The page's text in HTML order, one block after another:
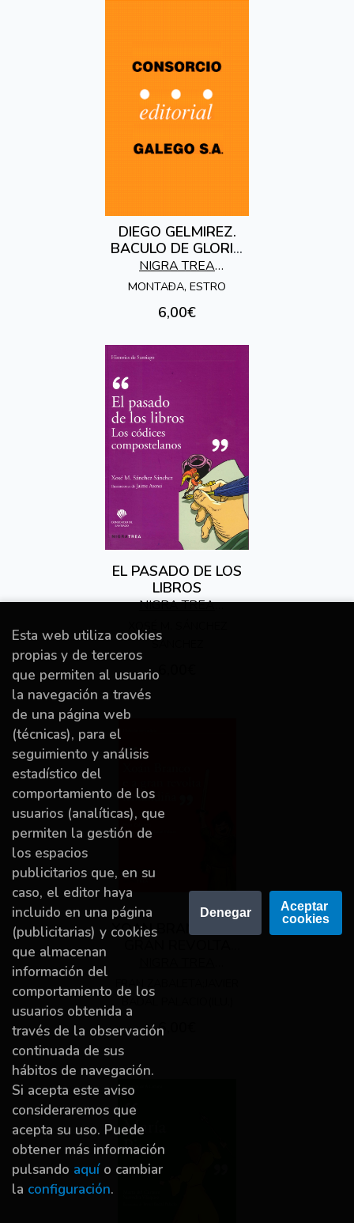
DIEGO GELMIREZ.
BACULO DE GLORIA
EN COMPOSTELA
NIGRA TREA
EDICIONES
MONTAÐA, ESTRO
6,00€
EL PASADO DE LOS
LIBROS
NIGRA TREA
XOSÉ M. SÁNCHEZ
SÁNCHEZ
6,00€
XOAN BRANCO E A
FRAN ZABALETA;JAVIER
6,00€
Esta web utiliza cookies
propias y de terceros
que permiten al usuario
la navegación a través
de una página web
(técnicas), para el
seguimiento y análisis
estadístico del
comportamiento de los
usuarios (analíticas), que
permiten la gestión de
los espacios
publicitarios que, en su
caso, el editor haya
incluido en una página
(publicitarias) y cookies
que almacenan
información del
comportamiento de los
usuarios obtenida a
través de la observación
continuada de sus
hábitos de navegación.
Si acepta este aviso
consideraremos que
acepta su uso. Puede
obtener más información
pulsando aquío cambiar
la configuración.
Denegar
Aceptar
cookies